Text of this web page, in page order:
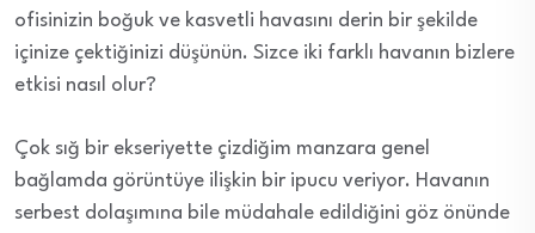
ofisinizin boğuk ve kasvetli havasını derin bir şekilde
içinize çektiğinizi düşünün. Sizce iki farklı havanın bizlere
etkisi nasıl olur?
Çok sığ bir ekseriyette çizdiğim manzara genel
bağlamda görüntüye ilişkin bir ipucu veriyor. Havanın
serbest dolaşımına bile müdahale edildiğini göz önünde